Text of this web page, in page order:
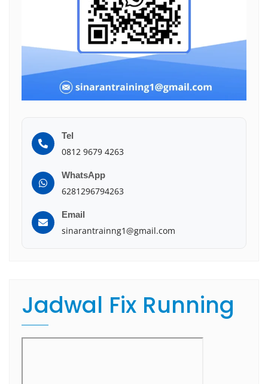
Tel
0812 9679 4263
WhatsApp
6281296794263
Email
sinarantrainng1@gmail.com
Jadwal Fix Running